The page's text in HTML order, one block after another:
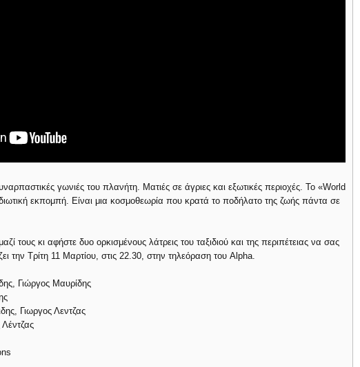
γωνιές του πλανήτη. Ματιές σε άγριες και εξωτικές περιοχές. Το «World
εκπομπή. Είναι μια κοσμοθεωρία που κρατά το ποδήλατο της ζωής πάντα σε
τους κι αφήστε δυο ορκισμένους λάτρεις του ταξιδιού και της περιπέτειας να σας
την Τρίτη 11 Μαρτίου, στις 22.30, στην τηλεόραση του Alpha.
Γιώργος Μαυρίδης
Γιωργος Λεντζας
Λέντζας